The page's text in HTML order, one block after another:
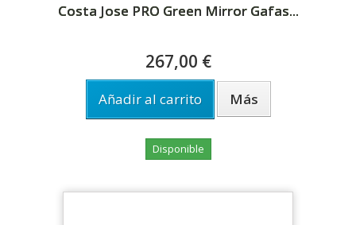
Costa Jose PRO Green Mirror Gafas...
267,00 €
Añadir al carrito Más
Disponible